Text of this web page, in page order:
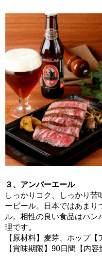
３、アンバーエール
しっかりコク、しっかり
ービール。日本ではあまり
ル。相性の良い食品はハ
理です。
【原材料】麦芽、ホップ【
【賞味期限】90日間【内容